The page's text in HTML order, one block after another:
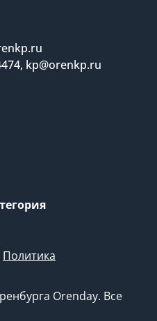
kp@orenkp.ru
Политика
Orenday. Все